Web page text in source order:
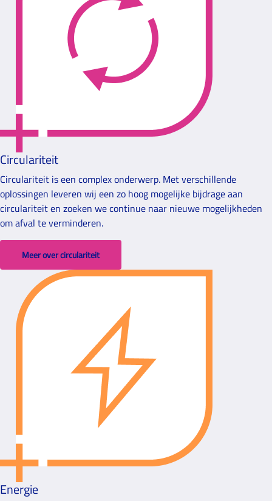
Circulariteit
Circulariteit is een complex onderwerp. Met verschillende
oplossingen leveren wij een zo hoog mogelijke bijdrage aan
circulariteit en zoeken we continue naar nieuwe mogelijkheden
om afval te verminderen.
Meer over circulariteit
Energie